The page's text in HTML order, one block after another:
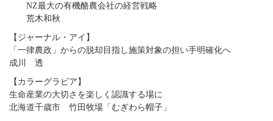
NZ最大の有機酪農会社の経営戦略
荒木和秋
【ジャーナル・アイ】
「一律農政」からの脱却目指し施策対象の担い手明確化へ
成川 透
【カラーグラビア】
生命産業の大切さを楽しく認識する場に
北海道千歳市 竹田牧場「むぎわら帽子」